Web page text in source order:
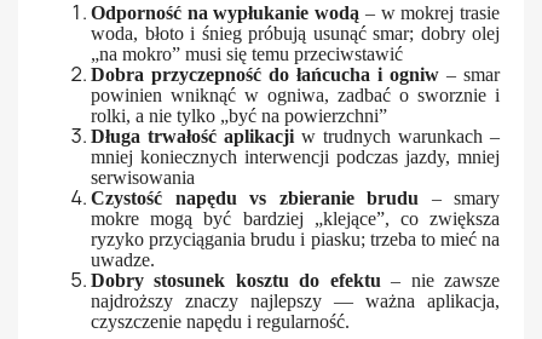
Odporność na wypłukanie wodą – w mokrej trasie
woda, błoto i śnieg próbują usunąć smar; dobry olej
„na mokro” musi się temu przeciwstawić
Dobra przyczepność do łańcucha i ogniw – smar
powinien wniknąć w ogniwa, zadbać o sworznie i
rolki, a nie tylko „być na powierzchni”
Długa trwałość aplikacji w trudnych warunkach –
mniej koniecznych interwencji podczas jazdy, mniej
serwisowania
Czystość napędu vs zbieranie brudu – smary
mokre mogą być bardziej „klejące”, co zwiększa
ryzyko przyciągania brudu i piasku; trzeba to mieć na
uwadze.
Dobry stosunek kosztu do efektu – nie zawsze
najdroższy znaczy najlepszy — ważna aplikacja,
czyszczenie napędu i regularność.